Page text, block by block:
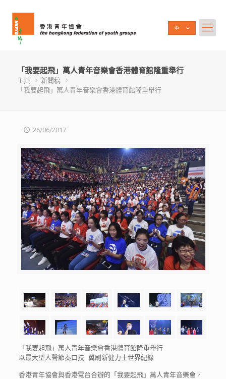
「我要起飛」萬人青年音樂會香港體育館隆重舉行
主頁
新聞稿
「我要起飛」萬人青年音樂會香港體育館隆重舉行
26/06/2017
「我要起飛」萬人青年音樂會香港體育館隆重舉行
以最大型人聲節奏口技 冀刷新健力士世界紀錄
香港青年協會與香港電台合辦的「我要起飛」萬人青年音樂會，